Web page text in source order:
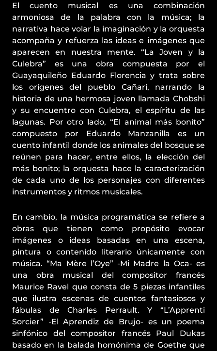
El cuento musical es una combinación
armoniosa de la palabra con la música; la
narrativa hace volar la imaginación y la orquesta
acompaña y refuerza las ideas e imágenes que
aparecen en nuestra mente. “La Joven y la
Culebra” es una obra compuesta por el
Guayaquileño Eduardo Florencia y trata sobre
los orígenes del pueblo Cañari, narrando la
historia de una hermosa joven llamada Chobshi
y su encuentro con Culebra, el espíritu de las
lagunas. Por otro lado, “El animal más bonito”
compuesto por Eduardo Manzanilla es un
cuento infantil donde los animales del bosque se
reúnen para hacer, entre ellos, la elección del
más bonito; la orquesta hace la caracterización
de cada uno de los personajes con diferentes
instrumentos y ritmos musicales.
En cambio, la música programática se refiere a
obras que tienen como propósito evocar
imágenes o ideas basadas en una escena,
pintura o contenido literario únicamente con
música. “Ma Mère l’Oye” -Mi Madre la Oca- es
una obra musical del compositor francés
Maurice Ravel que consta de 5 piezas infantiles
que ilustra escenas de cuentos fantasiosos y
fábulas de Charles Perrault. Y “L’Apprenti
Sorcier” -El Aprendiz de Brujo- es un poema
sinfónico del compositor francés Paul Dukas
basado en la balada homónima de Goethe que